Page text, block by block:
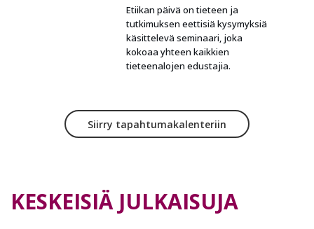
Etiikan päivä on tieteen ja
tutkimuksen eettisiä kysymyksiä
käsittelevä seminaari, joka
kokoaa yhteen kaikkien
tieteenalojen edustajia.
Siirry tapahtumakalenteriin
KESKEISIÄ JULKAISUJA